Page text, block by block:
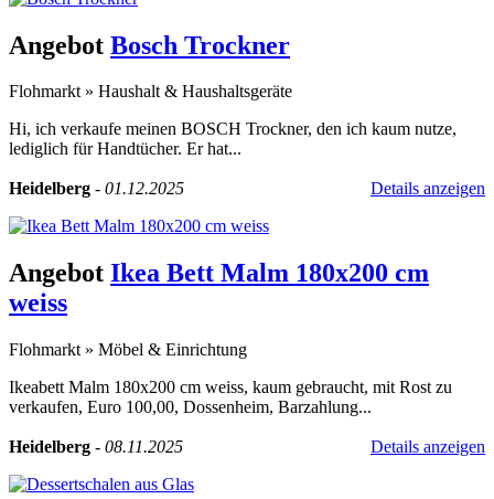
Angebot Bosch Trockner
Flohmarkt » Haushalt & Haushaltsgeräte
Hi, ich verkaufe meinen BOSCH Trockner, den ich kaum nutze,
lediglich für Handtücher. Er hat...
Heidelberg - 01.12.2025 Details anzeigen
Angebot Ikea Bett Malm 180x200 cm
weiss
Flohmarkt » Möbel & Einrichtung
Ikeabett Malm 180x200 cm weiss, kaum gebraucht, mit Rost zu
verkaufen, Euro 100,00, Dossenheim, Barzahlung...
Heidelberg - 08.11.2025 Details anzeigen